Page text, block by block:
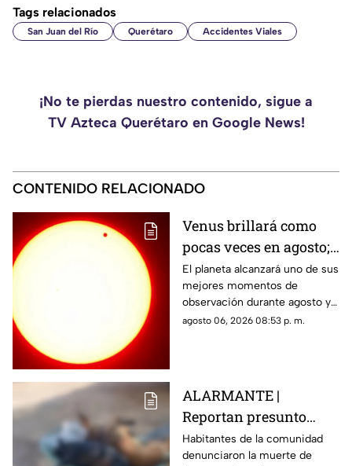
Tags relacionados
San Juan del Río Querétaro Accidentes Viales
¡No te pierdas nuestro contenido, sigue a
TV Azteca Querétaro en Google News!
CONTENIDO RELACIONADO
Venus brillará como
pocas veces en agosto;
a esta hora podrás
verlo durante este mes
El planeta alcanzará uno de sus
mejores momentos de
observación durante agosto y
podrá distinguirse sin
agosto 06, 2026 08:53 p. m.
ALARMANTE |
Reportan presunto
env3nen4miento de al
menos 23 perros en
Habitantes de la comunidad
denunciaron la muerte de